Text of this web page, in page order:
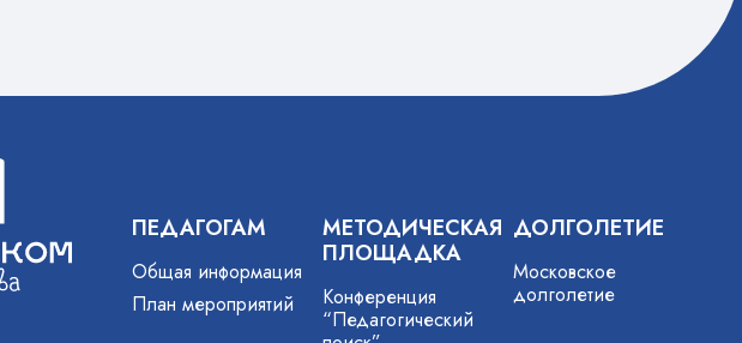
ПЕДАГОГАМ
Общая информация
План мероприятий
МЕТОДИЧЕСКАЯ
ПЛОЩАДКА
Конференция
“Педагогический
ДОЛГОЛЕТИЕ
Московское
долголетие